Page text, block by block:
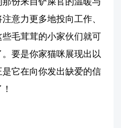
意力更多地投向工作、
毛茸茸的小家伙们就可
要是你家猫咪展现出以
它在向你发出缺爱的信